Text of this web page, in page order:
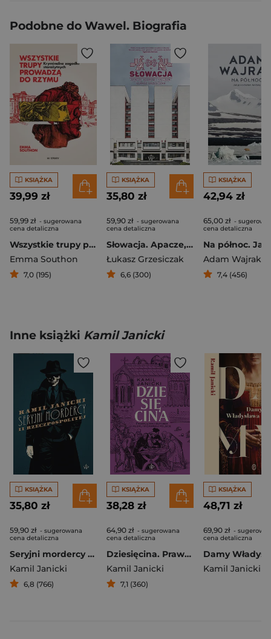
Podobne do Wawel. Biografia
KSIĄŻKA
39,99 zł
59,99 zł - sugerowana
cena detaliczna
Wszystkie trupy prowadzą do Rzymu. Kryminalne zagadki starożytnych
Emma Southon
7,0 (195)
KSIĄŻKA
35,80 zł
59,90 zł - sugerowana
cena detaliczna
Słowacja. Apacze, kosmos i haluszki
Łukasz Grzesiczak
6,6 (300)
KSIĄŻKA
42,94 zł
65,00 zł -
cena detaliczna
Adam Wajrak
7,4 (456)
Inne książki Kamil Janicki
KSIĄŻKA
35,80 zł
59,90 zł - sugerowana
cena detaliczna
Seryjni mordercy II Rzeczpospolitej
Kamil Janicki
6,8 (766)
KSIĄŻKA
38,28 zł
64,90 zł - sugerowana
cena detaliczna
Dziesięcina. Prawdziwa historia kleru w dawnej Polsce
Kamil Janicki
7,1 (360)
KSIĄŻKA
48,71 zł
69,90 zł -
cena detaliczna
Kamil Janicki